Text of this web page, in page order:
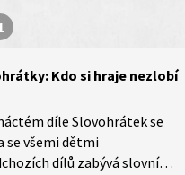
Kdo si hraje nezlobí
díle Slovohrátek se
se všemi dětmi
dílů zabývá slovními